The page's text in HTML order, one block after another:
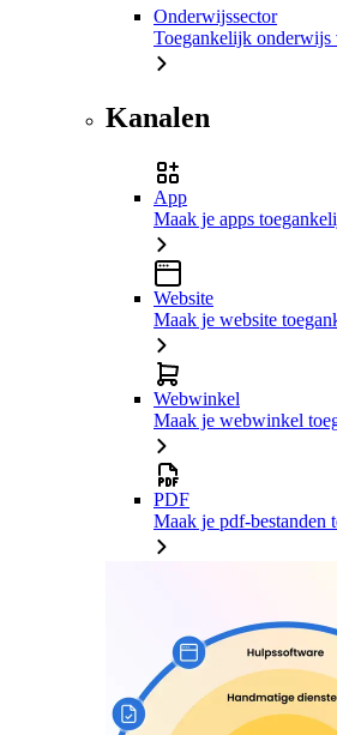
Onderwijssector
Toegankelijk onderwijs
Kanalen
App
Maak je apps
Website
Maak je website
Webwinkel
Maak je webwinkel
PDF
Maak je pdf-bestanden